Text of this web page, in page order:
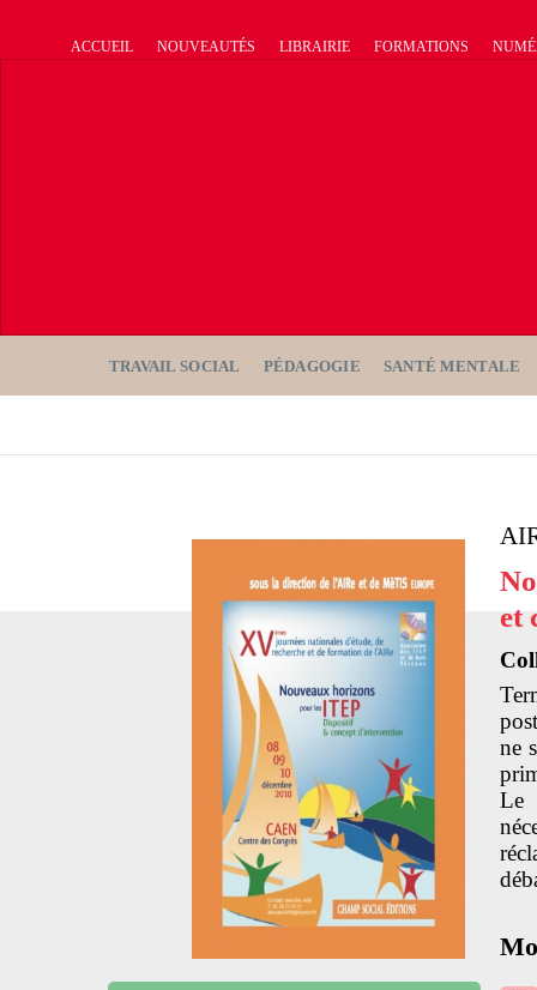
ACCUEIL NOUVEAUTÉS LIBRAIRIE FORMATIONS
TRAVAIL SOCIAL PÉDAGOGIE SANTÉ MENTALE
et
ne
Le